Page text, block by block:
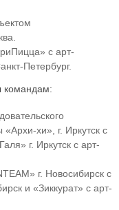
с арт-
Петербург.
командам:
хи», г. Иркутск с
г. Иркутск с арт-
г. Новосибирск с
и «Зиккурат» с арт-